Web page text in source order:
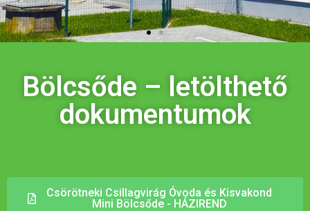
Bölcsőde – letölthető
dokumentumok
Csörötneki Csillagvirág Óvoda és Kisvakond
Mini Bölcsőde - HÁZIREND